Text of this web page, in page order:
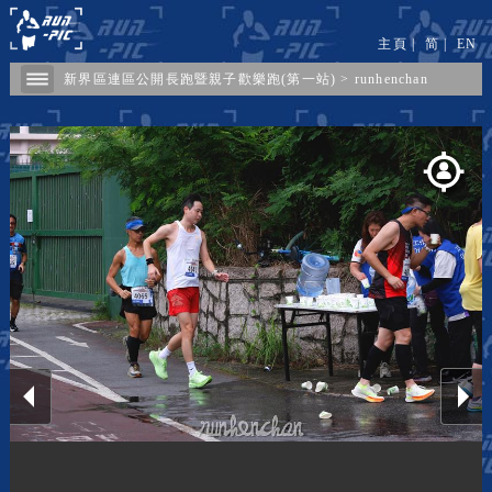
新界區連區公開長跑暨親子歡樂跑(第一站) > runhenchan
主頁 | 简| EN